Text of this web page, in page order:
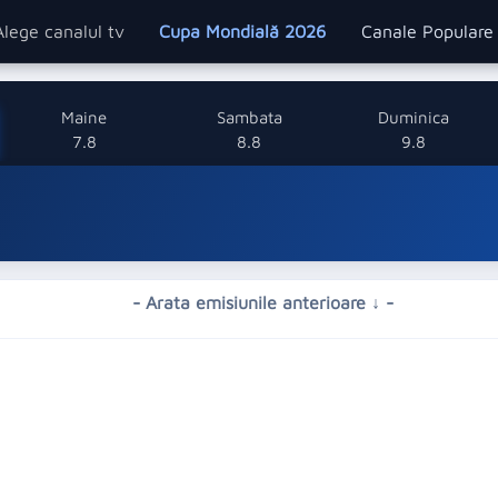
canalul tv Cupa Mondială 2026 Canale Populare
Maine
7.8
Sambata
8.8
Duminica
9.8
- Arata emisiunile anterioare ↓ -